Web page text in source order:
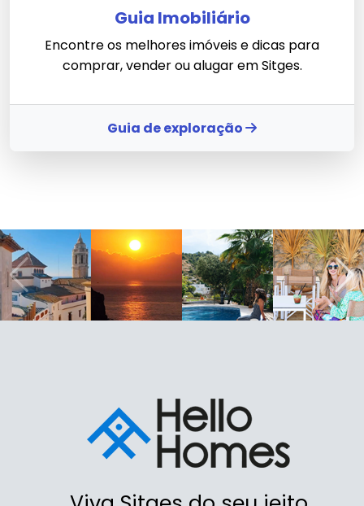
Guia Imobiliário
Encontre os melhores imóveis e dicas para
comprar, vender ou alugar em Sitges.
Guia de exploração